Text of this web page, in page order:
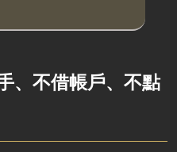
、不借帳戶、不點